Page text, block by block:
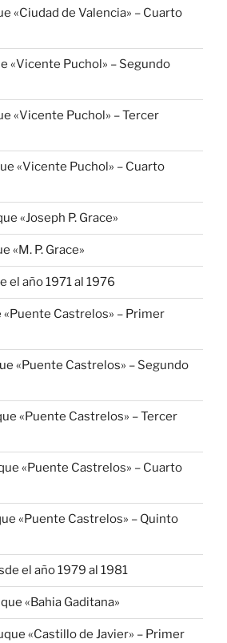
«Ciudad de Valencia» – Cuarto
«Vicente Puchol» – Segundo
«Vicente Puchol» – Tercer
«Vicente Puchol» – Cuarto
«Joseph P. Grace»
«M. P. Grace»
el año 1971 al 1976
«Puente Castrelos» – Primer
«Puente Castrelos» – Segundo
«Puente Castrelos» – Tercer
«Puente Castrelos» – Cuarto
«Puente Castrelos» – Quinto
el año 1979 al 1981
«Bahia Gaditana»
«Castillo de Javier» – Primer